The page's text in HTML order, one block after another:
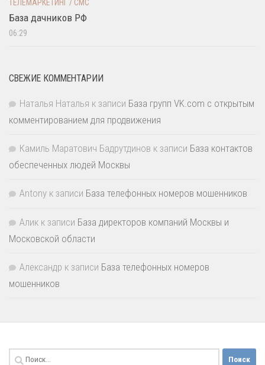
ТЕЛЕМАРКЕТИНГ / СМС
База дачников РФ
06:29
СВЕЖИЕ КОММЕНТАРИИ
Наталья Наталья к записи База групп VK.com с открытым
комментированием для продвижения
Камиль Маратович Бадрутдинов к записи База контактов
обеспеченных людей Москвы
Antony к записи База телефонных номеров мошенников
Алик к записи База директоров компаний Москвы и
Московской области
Александр к записи База телефонных номеров
мошенников
Найти: